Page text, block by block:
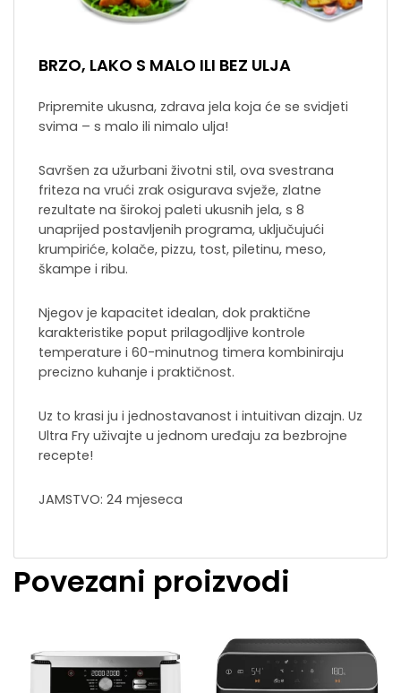
BRZO, LAKO S MALO ILI BEZ ULJA
Pripremite ukusna, zdrava jela koja će se svidjeti
svima – s malo ili nimalo ulja!
Savršen za užurbani životni stil, ova svestrana
friteza na vrući zrak osigurava svježe, zlatne
rezultate na širokoj paleti ukusnih jela, s 8
unaprijed postavljenih programa, uključujući
krumpiriće, kolače, pizzu, tost, piletinu, meso,
škampe i ribu.
Njegov je kapacitet idealan, dok praktične
karakteristike poput prilagodljive kontrole
temperature i 60-minutnog timera kombiniraju
precizno kuhanje i praktičnost.
Uz to krasi ju i jednostavanost i intuitivan dizajn. Uz
Ultra Fry uživajte u jednom uređaju za bezbrojne
recepte!
JAMSTVO: 24 mjeseca
Povezani proizvodi